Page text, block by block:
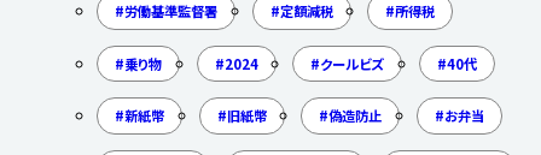
労働基準監督署 定額減税 所得税
乗り物 2024 クールビズ 40代
新紙幣 旧紙幣 偽造防止 お弁当